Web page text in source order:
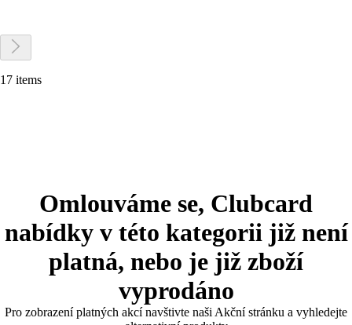
17 items
Omlouváme se, Clubcard
nabídky v této kategorii již není
platná, nebo je již zboží
vyprodáno
Pro zobrazení platných akcí navštivte naši Akční stránku a vyhledejte